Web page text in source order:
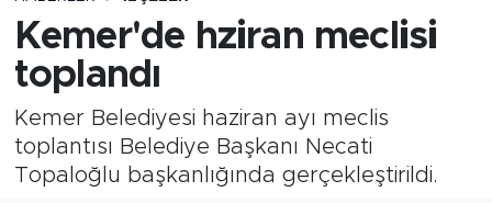
Kemer'de hziran meclisi
toplandı
Kemer Belediyesi haziran ayı meclis
toplantısı Belediye Başkanı Necati
Topaloğlu başkanlığında gerçekleştirildi.
Gündem
İlçeler
Kültür- Sanat
Tüm Manşetler
Son Dakika Haberleri
Haber Arşivi